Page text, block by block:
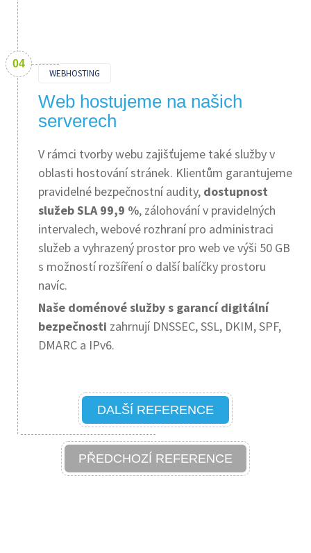
WEBHOSTING
Web hostujeme na našich
serverech
V rámci tvorby webu zajišťujeme také služby v
oblasti hostování stránek. Klientům garantujeme
pravidelné bezpečnostní audity, dostupnost
služeb SLA 99,9 %, zálohování v pravidelných
intervalech, webové rozhraní pro administraci
služeb a vyhrazený prostor pro web ve výši 50 GB
s možností rozšíření o další balíčky prostoru
navíc.
Naše doménové služby s garancí digitální
bezpečnosti zahrnují DNSSEC, SSL, DKIM, SPF,
DMARC a IPv6.
PŘEDCHOZÍ REFERENCE
DALŠÍ REFERENCE